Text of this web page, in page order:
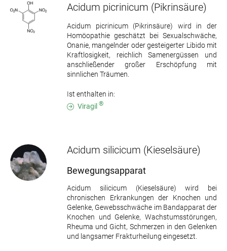
Acidum picrinicum (Pikrinsäure)
Acidum picrinicum (Pikrinsäure) wird in der
Homöopathie geschätzt bei Sexualschwäche,
Onanie, mangelnder oder gesteigerter Libido mit
Kraftlosigkeit, reichlich Samenergüssen und
anschließender großer Erschöpfung mit
sinnlichen Träumen.
Ist enthalten in:
Viragil ®
Acidum silicicum (Kieselsäure)
Bewegungsapparat
Acidum silicicum (Kieselsäure) wird bei
chronischen Erkrankungen der Knochen und
Gelenke, Gewebsschwäche im Bandapparat der
Knochen und Gelenke, Wachstumsstörungen,
Rheuma und Gicht, Schmerzen in den Gelenken
und langsamer Frakturheilung eingesetzt.